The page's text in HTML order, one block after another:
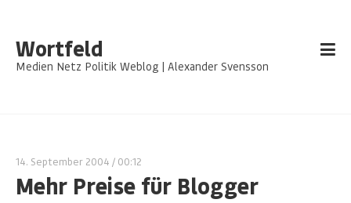
Wortfeld
Medien Netz Politik Weblog | Alexander Svensson
14. September 2004 / 00:12
Mehr Preise für Blogger